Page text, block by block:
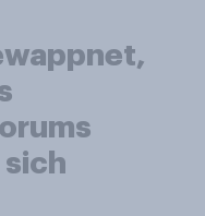
sich